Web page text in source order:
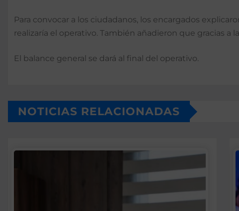
Para convocar a los ciudadanos, los encargados
realizaría el operativo. También añadieron que gracias a
El balance general se dará al final del operativo.
NOTICIAS RELACIONADAS